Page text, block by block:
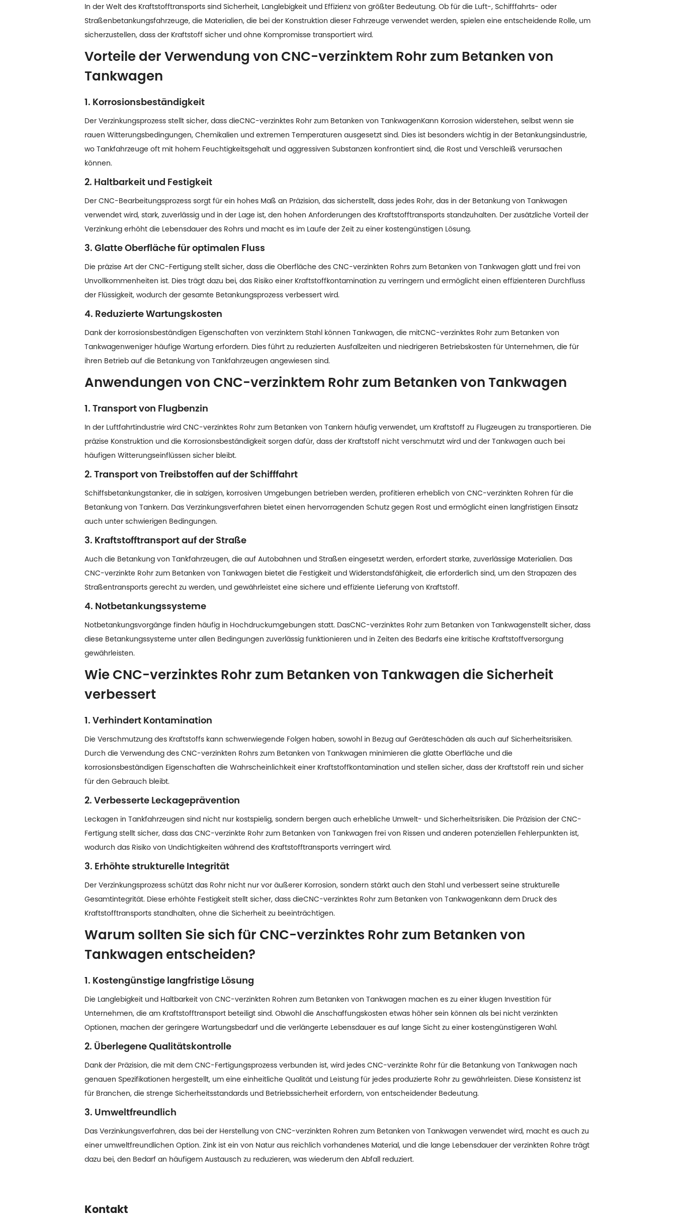
In der Welt des Kraftstofftransports sind Sicherheit, Langlebigkeit und Effizienz von größter Bedeutung. Ob für die Luft-, Schifffahrts- oder
Straßenbetankungsfahrzeuge, die Materialien, die bei der Konstruktion dieser Fahrzeuge verwendet werden, spielen eine entscheidende Rolle, um
sicherzustellen, dass der Kraftstoff sicher und ohne Kompromisse transportiert wird.
Vorteile der Verwendung von CNC-verzinktem Rohr zum Betanken von
Tankwagen
1. Korrosionsbeständigkeit
Der Verzinkungsprozess stellt sicher, dass dieCNC-verzinktes Rohr zum Betanken von TankwagenKann Korrosion widerstehen, selbst wenn sie
rauen Witterungsbedingungen, Chemikalien und extremen Temperaturen ausgesetzt sind. Dies ist besonders wichtig in der Betankungsindustrie,
wo Tankfahrzeuge oft mit hohem Feuchtigkeitsgehalt und aggressiven Substanzen konfrontiert sind, die Rost und Verschleiß verursachen
können.
2. Haltbarkeit und Festigkeit
Der CNC-Bearbeitungsprozess sorgt für ein hohes Maß an Präzision, das sicherstellt, dass jedes Rohr, das in der Betankung von Tankwagen
verwendet wird, stark, zuverlässig und in der Lage ist, den hohen Anforderungen des Kraftstofftransports standzuhalten. Der zusätzliche Vorteil der
Verzinkung erhöht die Lebensdauer des Rohrs und macht es im Laufe der Zeit zu einer kostengünstigen Lösung.
3. Glatte Oberfläche für optimalen Fluss
Die präzise Art der CNC-Fertigung stellt sicher, dass die Oberfläche des CNC-verzinkten Rohrs zum Betanken von Tankwagen glatt und frei von
Unvollkommenheiten ist. Dies trägt dazu bei, das Risiko einer Kraftstoffkontamination zu verringern und ermöglicht einen effizienteren Durchfluss
der Flüssigkeit, wodurch der gesamte Betankungsprozess verbessert wird.
4. Reduzierte Wartungskosten
Dank der korrosionsbeständigen Eigenschaften von verzinktem Stahl können Tankwagen, die mitCNC-verzinktes Rohr zum Betanken von
Tankwagenweniger häufige Wartung erfordern. Dies führt zu reduzierten Ausfallzeiten und niedrigeren Betriebskosten für Unternehmen, die für
ihren Betrieb auf die Betankung von Tankfahrzeugen angewiesen sind.
Anwendungen von CNC-verzinktem Rohr zum Betanken von Tankwagen
1. Transport von Flugbenzin
In der Luftfahrtindustrie wird CNC-verzinktes Rohr zum Betanken von Tankern häufig verwendet, um Kraftstoff zu Flugzeugen zu transportieren. Die
präzise Konstruktion und die Korrosionsbeständigkeit sorgen dafür, dass der Kraftstoff nicht verschmutzt wird und der Tankwagen auch bei
häufigen Witterungseinflüssen sicher bleibt.
2. Transport von Treibstoffen auf der Schifffahrt
Schiffsbetankungstanker, die in salzigen, korrosiven Umgebungen betrieben werden, profitieren erheblich von CNC-verzinkten Rohren für die
Betankung von Tankern. Das Verzinkungsverfahren bietet einen hervorragenden Schutz gegen Rost und ermöglicht einen langfristigen Einsatz
auch unter schwierigen Bedingungen.
3. Kraftstofftransport auf der Straße
Auch die Betankung von Tankfahrzeugen, die auf Autobahnen und Straßen eingesetzt werden, erfordert starke, zuverlässige Materialien. Das
CNC-verzinkte Rohr zum Betanken von Tankwagen bietet die Festigkeit und Widerstandsfähigkeit, die erforderlich sind, um den Strapazen des
Straßentransports gerecht zu werden, und gewährleistet eine sichere und effiziente Lieferung von Kraftstoff.
4. Notbetankungssysteme
Notbetankungsvorgänge finden häufig in Hochdruckumgebungen statt. DasCNC-verzinktes Rohr zum Betanken von Tankwagenstellt sicher, dass
diese Betankungssysteme unter allen Bedingungen zuverlässig funktionieren und in Zeiten des Bedarfs eine kritische Kraftstoffversorgung
gewährleisten.
Wie CNC-verzinktes Rohr zum Betanken von Tankwagen die Sicherheit
verbessert
1. Verhindert Kontamination
Die Verschmutzung des Kraftstoffs kann schwerwiegende Folgen haben, sowohl in Bezug auf Geräteschäden als auch auf Sicherheitsrisiken.
Durch die Verwendung des CNC-verzinkten Rohrs zum Betanken von Tankwagen minimieren die glatte Oberfläche und die
korrosionsbeständigen Eigenschaften die Wahrscheinlichkeit einer Kraftstoffkontamination und stellen sicher, dass der Kraftstoff rein und sicher
für den Gebrauch bleibt.
2. Verbesserte Leckageprävention
Leckagen in Tankfahrzeugen sind nicht nur kostspielig, sondern bergen auch erhebliche Umwelt- und Sicherheitsrisiken. Die Präzision der CNC-
Fertigung stellt sicher, dass das CNC-verzinkte Rohr zum Betanken von Tankwagen frei von Rissen und anderen potenziellen Fehlerpunkten ist,
wodurch das Risiko von Undichtigkeiten während des Kraftstofftransports verringert wird.
3. Erhöhte strukturelle Integrität
Der Verzinkungsprozess schützt das Rohr nicht nur vor äußerer Korrosion, sondern stärkt auch den Stahl und verbessert seine strukturelle
Gesamtintegrität. Diese erhöhte Festigkeit stellt sicher, dass dieCNC-verzinktes Rohr zum Betanken von Tankwagenkann dem Druck des
Kraftstofftransports standhalten, ohne die Sicherheit zu beeinträchtigen.
Warum sollten Sie sich für CNC-verzinktes Rohr zum Betanken von
Tankwagen entscheiden?
1. Kostengünstige langfristige Lösung
Die Langlebigkeit und Haltbarkeit von CNC-verzinkten Rohren zum Betanken von Tankwagen machen es zu einer klugen Investition für
Unternehmen, die am Kraftstofftransport beteiligt sind. Obwohl die Anschaffungskosten etwas höher sein können als bei nicht verzinkten
Optionen, machen der geringere Wartungsbedarf und die verlängerte Lebensdauer es auf lange Sicht zu einer kostengünstigeren Wahl.
2. Überlegene Qualitätskontrolle
Dank der Präzision, die mit dem CNC-Fertigungsprozess verbunden ist, wird jedes CNC-verzinkte Rohr für die Betankung von Tankwagen nach
genauen Spezifikationen hergestellt, um eine einheitliche Qualität und Leistung für jedes produzierte Rohr zu gewährleisten. Diese Konsistenz ist
für Branchen, die strenge Sicherheitsstandards und Betriebssicherheit erfordern, von entscheidender Bedeutung.
3. Umweltfreundlich
Das Verzinkungsverfahren, das bei der Herstellung von CNC-verzinkten Rohren zum Betanken von Tankwagen verwendet wird, macht es auch zu
einer umweltfreundlichen Option. Zink ist ein von Natur aus reichlich vorhandenes Material, und die lange Lebensdauer der verzinkten Rohre trägt
dazu bei, den Bedarf an häufigem Austausch zu reduzieren, was wiederum den Abfall reduziert.
Kontakt